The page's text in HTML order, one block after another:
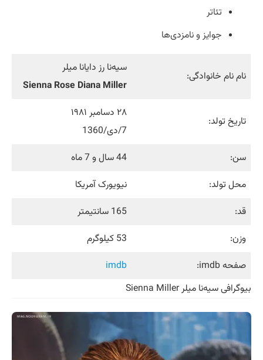
تئاتر
جوایز و نامزدی‌ها
نام نام خانوادگی:
سیه‌نا رز دایانا میلر
Sienna Rose Diana Miller
تاریخ تولد:
۲۸ دسامبر ۱۹۸۱
7/دی/1360
سن:
44 سال و 7 ماه
محل تولد:
نیویورک آمریکا
قد:
165 سانتیمتر
وزن:
53 کیلوگرم
صفحه imdb:
imdb
بیوگرافی سیه‌نا میلر Sienna Miller